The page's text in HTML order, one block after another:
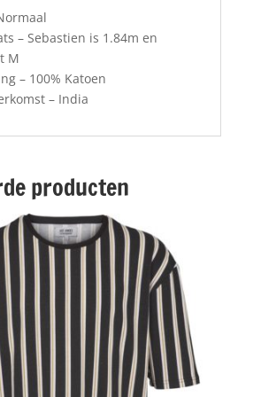
– Sebastien is 1.84m en
M
– 100% Katoen
– India
producten